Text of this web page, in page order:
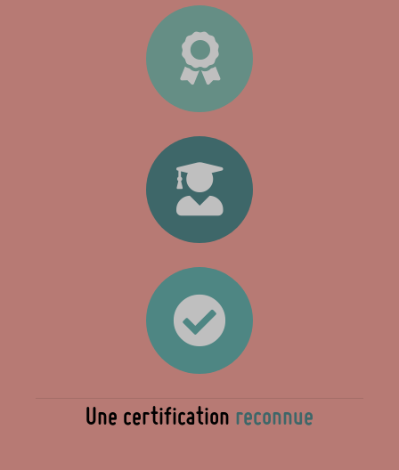
Une certification reconnue